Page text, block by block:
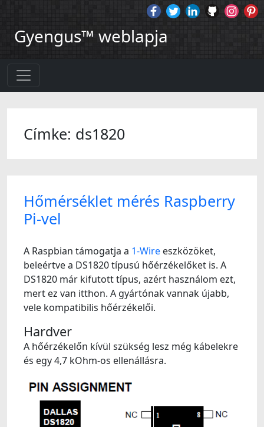
Gyengus™ weblapja
Címke: ds1820
Hőmérséklet mérés Raspberry
Pi-vel
A Raspbian támogatja a 1-Wire eszközöket,
beleértve a DS1820 típusú hőérzékelőket is. A
DS1820 már kifutott típus, azért használom ezt,
mert ez van itthon. A gyártónak vannak újabb,
vele kompatibilis hőérzékelői.
Hardver
A hőérzékelőn kívül szükség lesz még kábelekre
és egy 4,7 kOhm-os ellenállásra.